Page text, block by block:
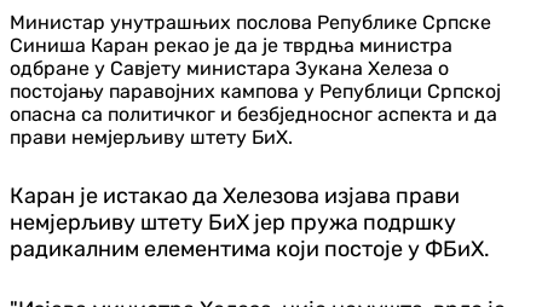
Министар унутрашњих послова Републике Српске
Синиша Каран рекао је да је тврдња министра
одбране у Савјету министара Зукана Хелеза о
постојању паравојних кампова у Републици Српској
опасна са политичког и безбједносног аспекта и да
прави немјерљиву штету БиХ.
Каран је истакао да Хелезова изјава прави
немјерљиву штету БиХ јер пружа подршку
радикалним елементима који постоје у ФБиХ.